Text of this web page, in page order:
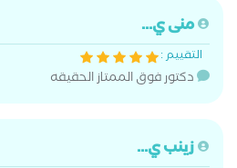
منى ي...
التقييم :
دكتور فوق الممتاز الحقيقه
زينب ي...